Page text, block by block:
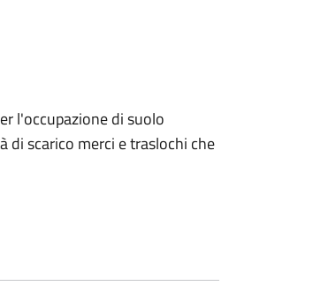
l'occupazione di suolo
di scarico merci e traslochi che